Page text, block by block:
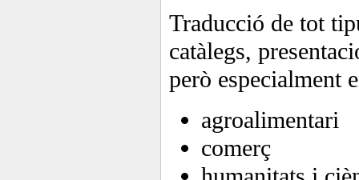
Traducció de tot
catàlegs,
però especialment
agroalimentari
comerç